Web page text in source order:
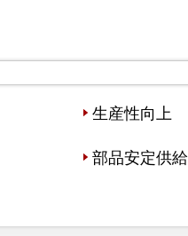
生産性向上
部品安定供給